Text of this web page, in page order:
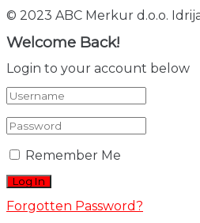
© 2023 ABC Merkur d.o.o.
Welcome Back!
Login to your account below
Remember Me
Forgotten Password?